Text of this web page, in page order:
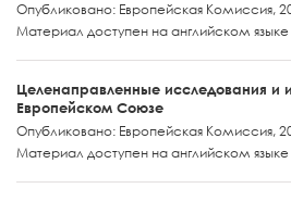
Опубликовано: Европейская Комиссия,
Материал доступен на английском языке
Целенаправленные исследования и
Европейском Союзе
Опубликовано: Европейская Комиссия,
Материал доступен на английском языке